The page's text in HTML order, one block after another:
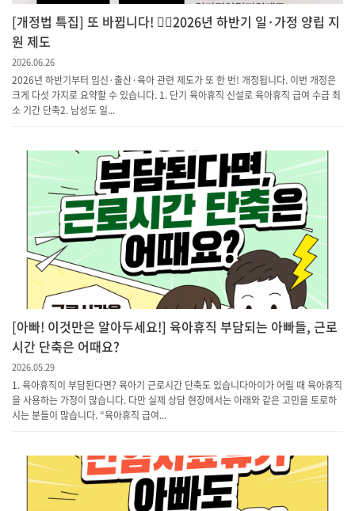
[개정법 특집] 또 바뀝니다! 💁‍♀️2026년 하반기 일·가정 양립 지
원 제도
2026.06.26
2026년 하반기부터 임신·출산·육아 관련 제도가 또 한 번! 개정됩니다. 이번 개정은
크게 다섯 가지로 요약할 수 있습니다. 1. 단기 육아휴직 신설로 육아휴직 급여 수급 최
소 기간 단축​2. 남성도 일...
[아빠! 이것만은 알아두세요!] 육아휴직 부담되는 아빠들, 근로
시간 단축은 어때요?
2026.05.29
1. 육아휴직이 부담된다면? 육아기 근로시간 단축도 있습니다아이가 어릴 때 육아휴직
을 사용하는 가정이 많습니다. 다만 실제 상담 현장에서는 아래와 같은 고민을 토로하
시는 분들이 많습니다. “육아휴직 급여...